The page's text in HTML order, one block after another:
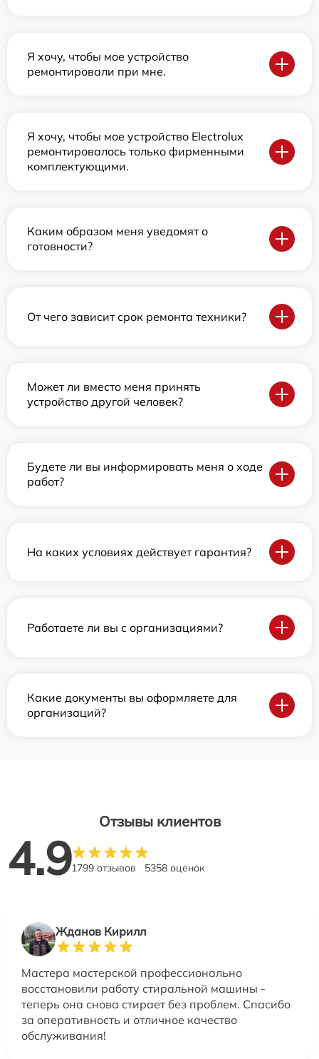
Я хочу, чтобы мое устройство
ремонтировали при мне.
Я хочу, чтобы мое устройство Electrolux
ремонтировалось только фирменными
комплектующими.
Каким образом меня уведомят о
готовности?
От чего зависит срок ремонта техники?
Может ли вместо меня принять
устройство другой человек?
Будете ли вы информировать меня о ходе
работ?
На каких условиях действует гарантия?
Работаете ли вы с организациями?
Какие документы вы оформляете для
организаций?
Отзывы клиентов
4.91799 отзывов 5358 оценок
Жданов Кирилл
Мастера мастерской профессионально
восстановили работу стиральной машины -
теперь она снова стирает без проблем. Спасибо
за оперативность и отличное качество
обслуживания!